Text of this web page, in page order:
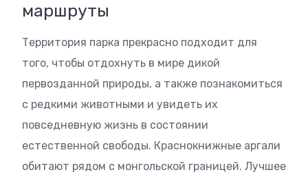
маршруты
Территория парка прекрасно подходит для
того, чтобы отдохнуть в мире дикой
первозданной природы, а также познакомиться
с редкими животными и увидеть их
повседневную жизнь в состоянии
естественной свободы. Краснокнижные аргали
обитают рядом с монгольской границей. Лучшее